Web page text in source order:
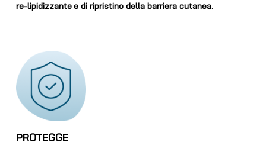
re-lipidizzantee di ripristino della barriera cutanea.
PROTEGGE